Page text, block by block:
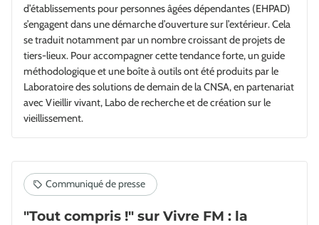
d’établissements pour personnes âgées dépendantes (EHPAD)
s’engagent dans une démarche d’ouverture sur l’extérieur. Cela
se traduit notamment par un nombre croissant de projets de
tiers-lieux. Pour accompagner cette tendance forte, un guide
méthodologique et une boîte à outils ont été produits par le
Laboratoire des solutions de demain de la CNSA, en partenariat
avec Vieillir vivant, Labo de recherche et de création sur le
vieillissement.
"Tout compris !" sur Vivre FM : la